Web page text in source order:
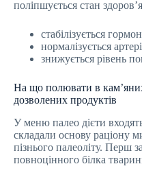
поліпшується стан
стабілізується
нормалізується
знижується рівень
На що полювати в
дозволених продуктів
У меню палео дієти
складали основу раціону
пізнього палеоліту. Перш
повноцінного білка